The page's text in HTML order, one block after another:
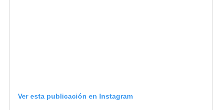
Ver esta publicación en Instagram